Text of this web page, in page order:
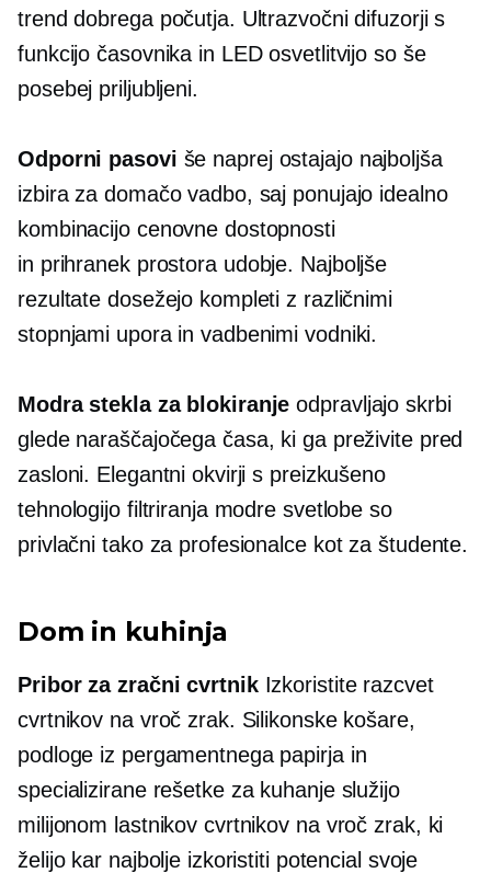
trend dobrega počutja. Ultrazvočni difuzorji s
funkcijo časovnika in LED osvetlitvijo so še
posebej priljubljeni.
Odporni pasovi še naprej ostajajo najboljša
izbira za domačo vadbo, saj ponujajo idealno
kombinacijo cenovne dostopnosti
in prihranek prostoraudobje. Najboljše
rezultate dosežejo kompleti z različnimi
stopnjami upora in vadbenimi vodniki.
Modra stekla za blokiranje odpravljajo skrbi
glede naraščajočega časa, ki ga preživite pred
zasloni. Elegantni okvirji s preizkušeno
tehnologijo filtriranja modre svetlobe so
privlačni tako za profesionalce kot za študente.
Dom in kuhinja
Pribor za zračni cvrtnikIzkoristite razcvet
cvrtnikov na vroč zrak. Silikonske košare,
podloge iz pergamentnega papirja in
specializirane rešetke za kuhanje služijo
milijonom lastnikov cvrtnikov na vroč zrak, ki
želijo kar najbolje izkoristiti potencial svoje